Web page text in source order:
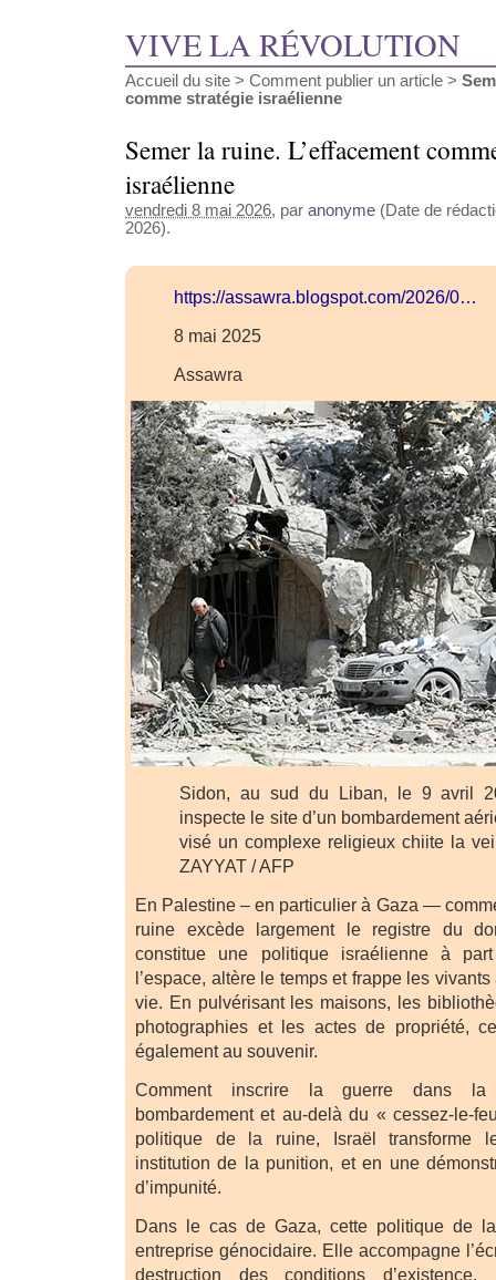
VIVE LA RÉVOLUTION
Accueil du site > Comment publier un article >
comme stratégie israélienne
Semer la ruine. L’effacement
israélienne
vendredi 8 mai 2026, par anonyme (Date de
2026).
https://assawra.blogspot.com/2026/0…
8 mai 2025
Assawra
Sidon, au sud du Liban, le 9 avril
inspecte le site d’un bombardement
visé un complexe religieux chiite la
ZAYYAT / AFP
En Palestine – en particulier à Gaza —
ruine excède largement le registre du
constitue une politique israélienne à
l’espace, altère le temps et frappe les
vie. En pulvérisant les maisons, les
photographies et les actes de propriété,
également au souvenir.
Comment inscrire la guerre dans
bombardement et au-delà du « cessez-le-
politique de la ruine, Israël transforme
institution de la punition, et en une
d’impunité.
Dans le cas de Gaza, cette politique de
entreprise génocidaire. Elle accompagne
destruction des conditions d’existence,